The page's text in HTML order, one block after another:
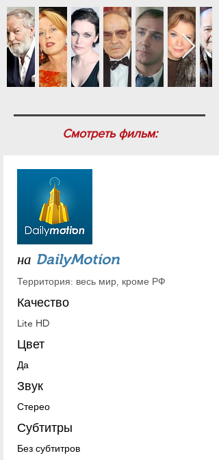
Смотреть фильм:
на DailyMotion
Территория: весь мир, кроме РФ
Качество
Lite HD
Цвет
Да
Звук
Стерео
Субтитры
Без субтитров